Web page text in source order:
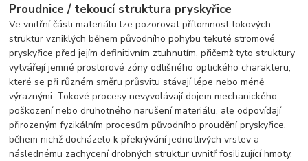
Proudnice / tekoucí struktura pryskyřice
Ve vnitřní části materiálu lze pozorovat přítomnost tokových
struktur vzniklých během původního pohybu tekuté stromové
pryskyřice před jejím definitivním ztuhnutím, přičemž tyto struktury
vytvářejí jemné prostorové zóny odlišného optického charakteru,
které se při různém směru průsvitu stávají lépe nebo méně
výraznými. Tokové procesy nevyvolávají dojem mechanického
poškození nebo druhotného narušení materiálu, ale odpovídají
přirozeným fyzikálním procesům původního proudění pryskyřice,
během nichž docházelo k překrývání jednotlivých vrstev a
následnému zachycení drobných struktur uvnitř fosilizující hmoty.